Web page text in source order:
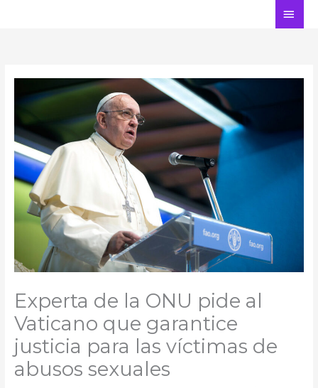
Experta de la ONU pide al
Vaticano que garantice
justicia para las víctimas de
abusos sexuales